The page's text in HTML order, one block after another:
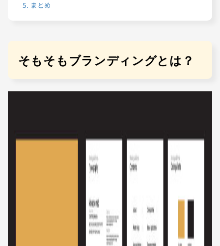
5. まとめ
そもそもブランディングとは？